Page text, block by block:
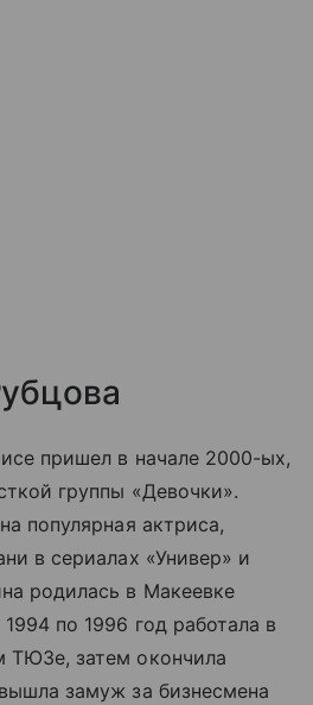
пришел в начале 2000-ых,
группы «Девочки».
популярная актриса,
в сериалах «Универ» и
родилась в Макеевке
по 1996 год работала в
ТЮЗе, затем окончила
замуж за бизнесмена